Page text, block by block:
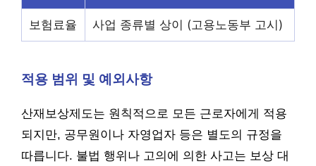
보험료율 사업 종류별 상이 (고용노동부 고시)
적용 범위 및 예외사항
산재보상제도는 원칙적으로 모든 근로자에게 적용
되지만, 공무원이나 자영업자 등은 별도의 규정을
따릅니다. 불법 행위나 고의에 의한 사고는 보상 대